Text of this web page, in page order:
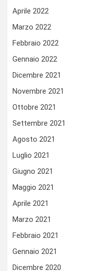
Aprile 2022
Marzo 2022
Febbraio 2022
Gennaio 2022
Dicembre 2021
Novembre 2021
Ottobre 2021
Settembre 2021
Agosto 2021
Luglio 2021
Giugno 2021
Maggio 2021
Aprile 2021
Marzo 2021
Febbraio 2021
Gennaio 2021
Dicembre 2020